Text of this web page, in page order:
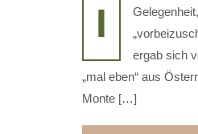
I
ergab sich
„mal eben“ aus
Monte […]